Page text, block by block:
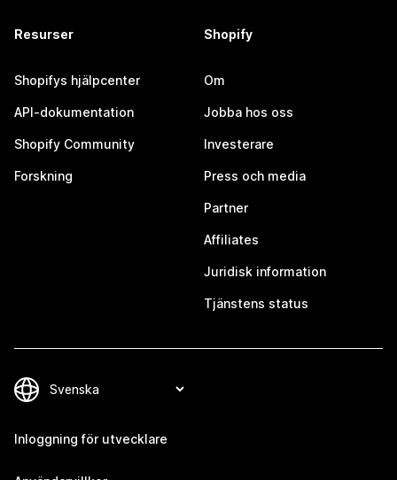
Resurser
Shopifys hjälpcenter
API-dokumentation
Shopify Community
Forskning
Shopify
Om
Jobba hos oss
Investerare
Press och media
Partner
Affiliates
Juridisk information
Tjänstens status
Inloggning för utvecklare